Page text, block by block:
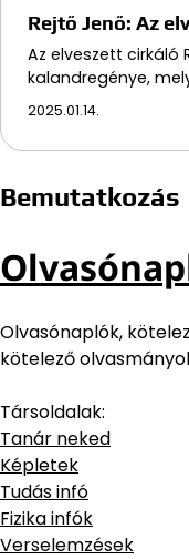
Rejtő Jenő: Az
Az elveszett cirkáló
kalandregénye,
2025.01.14.
Bemutatkozás
Olvasónaplók,
kötelező
Társoldalak:
Tanár neked
Képletek
Tudás infó
Fizika infók
Verselemzések